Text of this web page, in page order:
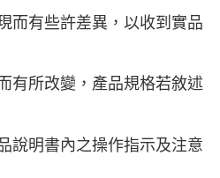
而有些許差異，以收到實品
有所改變，產品規格若敘述
說明書內之操作指示及注意